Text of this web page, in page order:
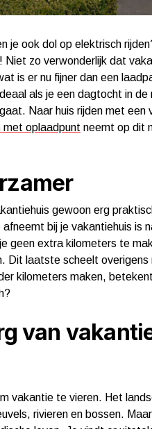
je ook dol op elektrisch
Niet zo verwonderlijk dat
is er nu fijner dan een
als je een dagtocht in
Naar huis rijden met een
met oplaadpunt neemt op dit
gewoon erg
bij je vakantiehuis is
geen extra kilometers te
Dit laatste scheelt overigens
kilometers maken,
van
vakantie te vieren. Het
rivieren en bossen.